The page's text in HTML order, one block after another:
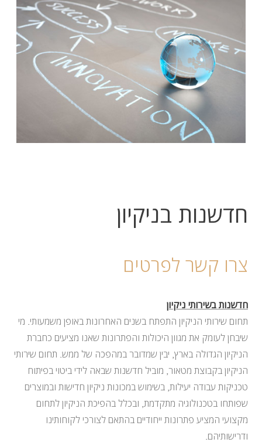
חדשנות בניקיון
צרו קשר לפרטים
חדשנות בשירותי ניקיון
תחום שירותי הניקיון התפתח בשנים האחרונות באופן משמעותי. מי
שיבחן לעומק את מגוון היכולות והפתרונות שאנו מציעים כחברת
הניקיון הגדולה בארץ, יבין שמדובר במהפכה של ממש. תחום שירותי
הניקיון בקבוצת מטאור, מוביל חדשנות שבאה לידי ביטוי בפיתוח
טכניקות עבודה יעילות, בשימוש במכונות ניקיון חדישות ובמוצרים
שפותחו בטכנולוגיה מתקדמת, ובכלל בהפיכת הניקיון לתחום
מקצועי המציע פתרונות ייחודיים בהתאם לצורכי לקוחותינו
ודרישותיהם.